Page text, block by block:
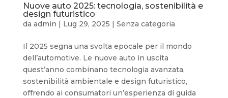
Nuove auto 2025: tecnologia, sostenibilità e
design futuristico
da admin | Lug 29, 2025 | Senza categoria
Il 2025 segna una svolta epocale per il mondo
dell’automotive. Le nuove auto in uscita
quest’anno combinano tecnologia avanzata,
sostenibilità ambientale e design futuristico,
offrendo ai consumatori un’esperienza di guida